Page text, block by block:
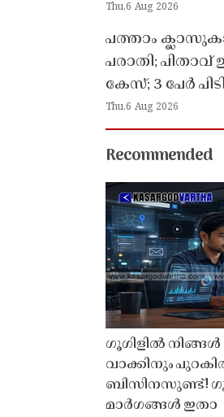
Thu,6 Aug 2026
പത്താം
പരാതി; പിതാവ്
കേസ്; 3 പേർ
Thu,6 Aug 2026
Recommended
ഗൂഗിളിൽ
വാക്കിനും
ബിസിനസുണ്ട്!
മാർഗങ്ങൾ ഇതാ